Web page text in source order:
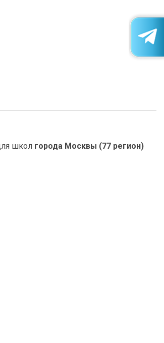
школ города Москвы (77 регион)